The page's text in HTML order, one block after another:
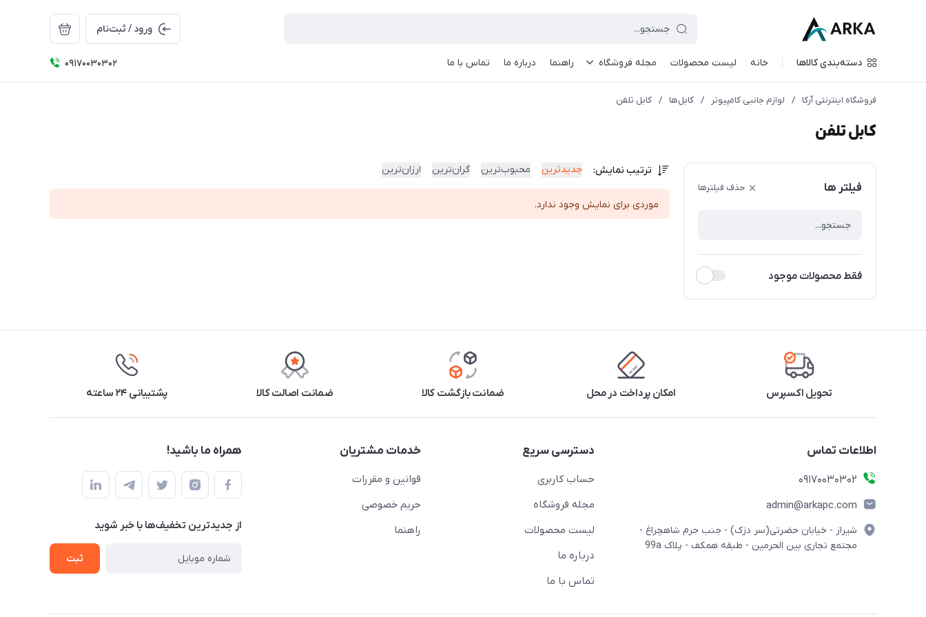
ورود / ثبت‌نام
دسته‌بندی کالاها خانه لیست محصولات مجله فروشگاه راهنما درباره ما تماس با ما 09170030302
فروشگاه اینترنتی آرکا / لوازم جانبی کامپیوتر / کابل‌ها / کابل تلفن
کابل تلفن
فیلتر ها حذف فیلترها
فقط محصولات موجود
ترتیب نمایش: جدیدترین محبوب‌ترین گران‌ترین ارزان‌ترین
موردی برای نمایش وجود ندارد.
تحویل اکسپرس امکان پرداخت در محل ضمانت بازگشت کالا ضمانت اصالت کالا پشتیبانی ۲۴ ساعته
اطلاعات تماس
09170030302
admin@arkapc.com
شیراز - خیابان حضرتی(سر دزک) - جنب حرم شاهچراغ -
مجتمع تجاری بین الحرمین - طبقه همکف - پلاک 99a
دسترسی سریع
حساب کاربری
مجله فروشگاه
لیست محصولات
درباره ما
تماس با ما
خدمات مشتریان
قوانین و مقررات
حریم خصوصی
راهنما
همراه ما باشید!
از جدید‌ترین تخفیف‌ها با‌ خبر شوید
ثبت